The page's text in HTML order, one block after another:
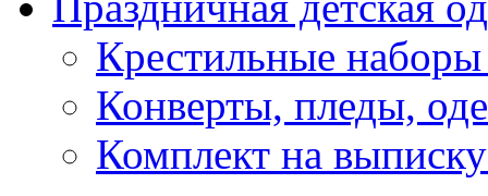
Крестильные
Конверты, пледы,
Комплект на